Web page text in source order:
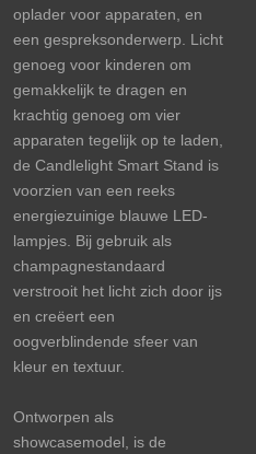
oplader voor apparaten, en
een gespreksonderwerp. Licht
genoeg voor kinderen om
gemakkelijk te dragen en
krachtig genoeg om vier
apparaten tegelijk op te laden,
de Candlelight Smart Stand is
voorzien van een reeks
energiezuinige blauwe LED-
lampjes. Bij gebruik als
champagnestandaard
verstrooit het licht zich door ijs
en creëert een
oogverblindende sfeer van
kleur en textuur.
Ontworpen als
showcasemodel, is de